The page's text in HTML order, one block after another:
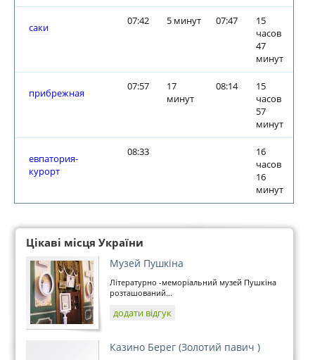
саки
07:42 5 минут 07:47
15
часов
47
минут
прибрежная
07:57
17
минут
08:14
15
часов
57
минут
евпатория-
курорт
08:33
16
часов
16
минут
Цікаві місця України
Музей Пушкіна
Літературно -меморіальний музей Пушкіна
розташований...
додати відгук
Казино Берег (Золотий павич )